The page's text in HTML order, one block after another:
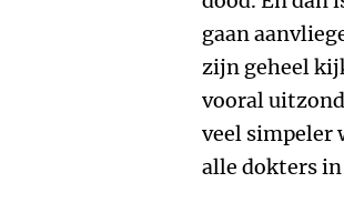
gaan
zijn geheel
vooral
veel simpeler
alle dokters